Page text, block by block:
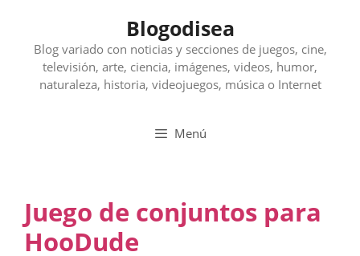
contenido
Blogodisea
Blog variado con noticias y secciones de juegos, cine,
televisión, arte, ciencia, imágenes, videos, humor,
naturaleza, historia, videojuegos, música o Internet
Menú
Juego de conjuntos para
HooDude